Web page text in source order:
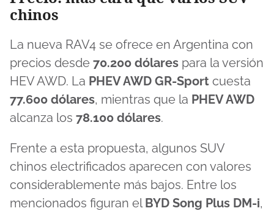
chinos
La nueva RAV4 se ofrece en Argentina con
precios desde 70.200 dólares para la versión
HEV AWD. La PHEV AWD GR-Sport cuesta
77.600 dólares, mientras que la PHEV AWD
alcanza los 78.100 dólares.
Frente a esta propuesta, algunos SUV
chinos electrificados aparecen con valores
considerablemente más bajos. Entre los
mencionados figuran elBYD Song Plus DM-i,